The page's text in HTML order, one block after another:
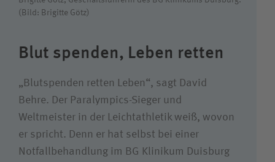
Suchwert
(Bild: Brigitte Götz)
Blut spenden, Leben retten
„Blutspenden retten Leben“, sagt David
Behre. Der Paralympics-Sieger und
Weltmeister in der Leichtathletik weiß, wovon
er spricht. Denn er hat selbst bei einer
Notfallbehandlung im BG Klinikum Duisburg